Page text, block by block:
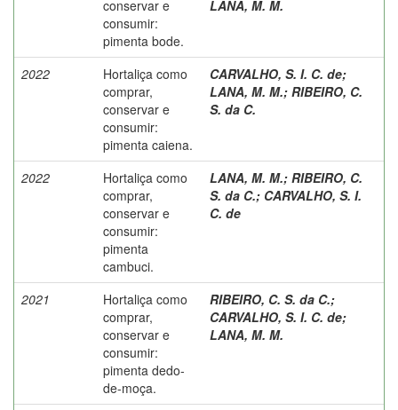
conservar e
consumir:
pimenta bode.
LANA, M. M.
2022
Hortaliça como
comprar,
conservar e
consumir:
pimenta caiena.
CARVALHO, S. I. C. de;
LANA, M. M.; RIBEIRO, C.
S. da C.
2022
Hortaliça como
comprar,
conservar e
consumir:
pimenta
cambuci.
LANA, M. M.; RIBEIRO, C.
S. da C.; CARVALHO, S. I.
C. de
2021
Hortaliça como
comprar,
conservar e
consumir:
pimenta dedo-
de-moça.
RIBEIRO, C. S. da C.;
CARVALHO, S. I. C. de;
LANA, M. M.